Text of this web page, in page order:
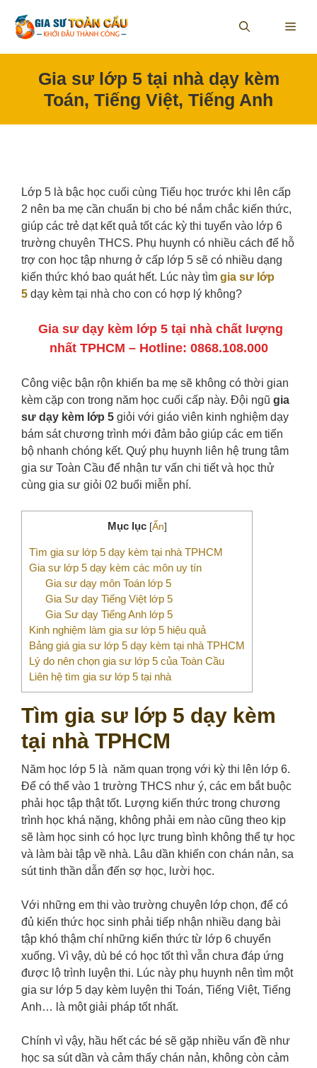
content
Gia sư lớp 5 tại nhà dạy kèm
Toán, Tiếng Việt, Tiếng Anh
Lớp 5 là bậc học cuối cùng Tiểu học trước khi lên cấp
2 nên ba mẹ cần chuẩn bị cho bé nắm chắc kiến thức,
giúp các trẻ dạt kết quả tốt các kỳ thi tuyển vào lớp 6
trường chuyên THCS. Phụ huynh có nhiều cách để hỗ
trợ con học tập nhưng ở cấp lớp 5 sẽ có nhiều dạng
kiến thức khó bao quát hết. Lúc này tìm gia sư lớp
5 dạy kèm tại nhà cho con có hợp lý không?
‍ Gia sư dạy kèm lớp 5 tại nhà chất lượng
nhất TPHCM – Hotline: 0868.108.000
Công việc bận rộn khiến ba mẹ sẽ không có thời gian
kèm cặp con trong năm học cuối cấp này. Đội ngũ gia
sư dạy kèm lớp 5 giỏi với giáo viên kinh nghiệm dạy
bám sát chương trình mới đảm bảo giúp các em tiến
bộ nhanh chóng kết. Quý phụ huynh liên hệ trung tâm
gia sư Toàn Cầu để nhận tư vấn chi tiết và học thử
cùng gia sư giỏi 02 buổi miễn phí.
Mục lục [Ẩn]
Tìm gia sư lớp 5 dạy kèm tại nhà TPHCM
Gia sư lớp 5 dạy kèm các môn uy tín
Gia sư dạy môn Toán lớp 5
Gia Sư dạy Tiếng Việt lớp 5
Gia Sư dạy Tiếng Anh lớp 5
Kinh nghiệm làm gia sư lớp 5 hiệu quả
Bảng giá gia sư lớp 5 dạy kèm tại nhà TPHCM
Lý do nên chọn gia sư lớp 5 của Toàn Cầu
Liên hệ tìm gia sư lớp 5 tại nhà
Tìm gia sư lớp 5 dạy kèm
tại nhà TPHCM
Năm học lớp 5 là năm quan trọng với kỳ thi lên lớp 6.
Để có thể vào 1 trường THCS như ý, các em bắt buộc
phải học tập thật tốt. Lượng kiến thức trong chương
trình học khá nặng, không phải em nào cũng theo kịp
sẽ làm học sinh có học lực trung bình không thể tự học
và làm bài tập về nhà. Lâu dần khiến con chán nản, sa
sút tinh thần dẫn đến sợ học, lười học.
Với những em thi vào trường chuyên lớp chọn, để có
đủ kiến thức học sinh phải tiếp nhận nhiều dạng bài
tập khó thậm chí những kiến thức từ lớp 6 chuyển
xuống. Vì vậy, dù bé có học tốt thì vẫn chưa đáp ứng
được lộ trình luyện thi. Lúc này phụ huynh nên tìm một
gia sư lớp 5 dạy kèm luyện thi Toán, Tiếng Việt, Tiếng
Anh… là một giải pháp tốt nhất.
Chính vì vậy, hầu hết các bé sẽ gặp nhiều vấn đề như
học sa sút dần và cảm thấy chán nản, không còn cảm